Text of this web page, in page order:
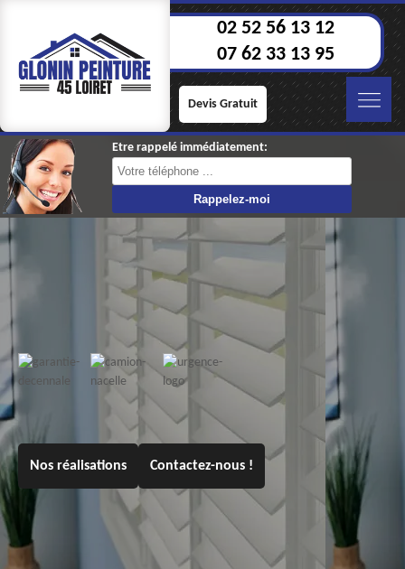
02 52 56 13 12
07 62 33 13 95
Devis Gratuit
Etre rappelé immédiatement:
Nos réalisations Contactez-nous !